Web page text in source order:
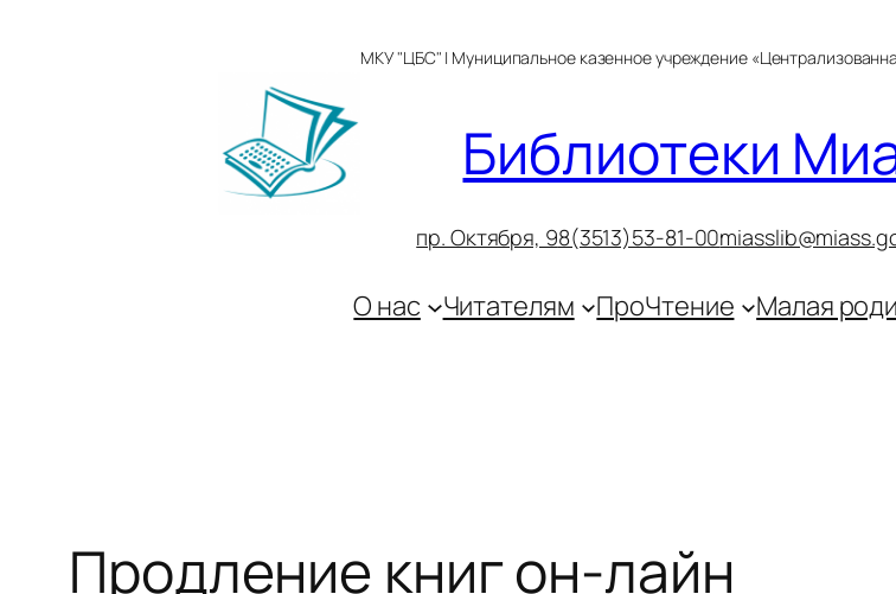
МКУ "ЦБС" | Муниципальное казенное учреждение
Библиотеки
пр. Октября, 98(3513)53-81-00
О нас Читателям ПроЧтение Малая
Продление книг он-лайн